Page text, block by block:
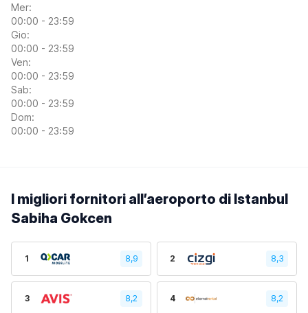
Mer:
00:00 - 23:59
Gio:
00:00 - 23:59
Ven:
00:00 - 23:59
Sab:
00:00 - 23:59
Dom:
00:00 - 23:59
I migliori fornitori all’aeroporto di Istanbul
Sabiha Gokcen
1 8,9 2 8,3
3 8,2 4 8,2